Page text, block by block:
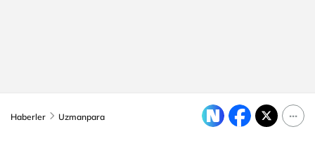
Haberler Uzmanpara